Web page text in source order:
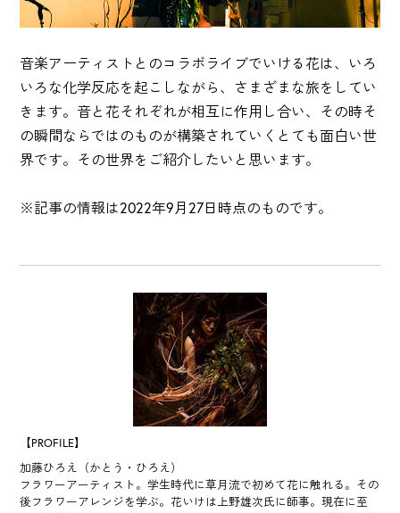
音楽アーティストとのコラボライブでいける花は、いろ
いろな化学反応を起こしながら、さまざまな旅をしてい
きます。音と花それぞれが相互に作用し合い、その時そ
の瞬間ならではのものが構築されていくとても面白い世
界です。その世界をご紹介したいと思います。
※記事の情報は2022年9月27日時点のものです。
【PROFILE】
加藤ひろえ（かとう・ひろえ）
フラワーアーティスト。学生時代に草月流で初めて花に触れる。その
後フラワーアレンジを学ぶ。花いけは上野雄次氏に師事。現在に至